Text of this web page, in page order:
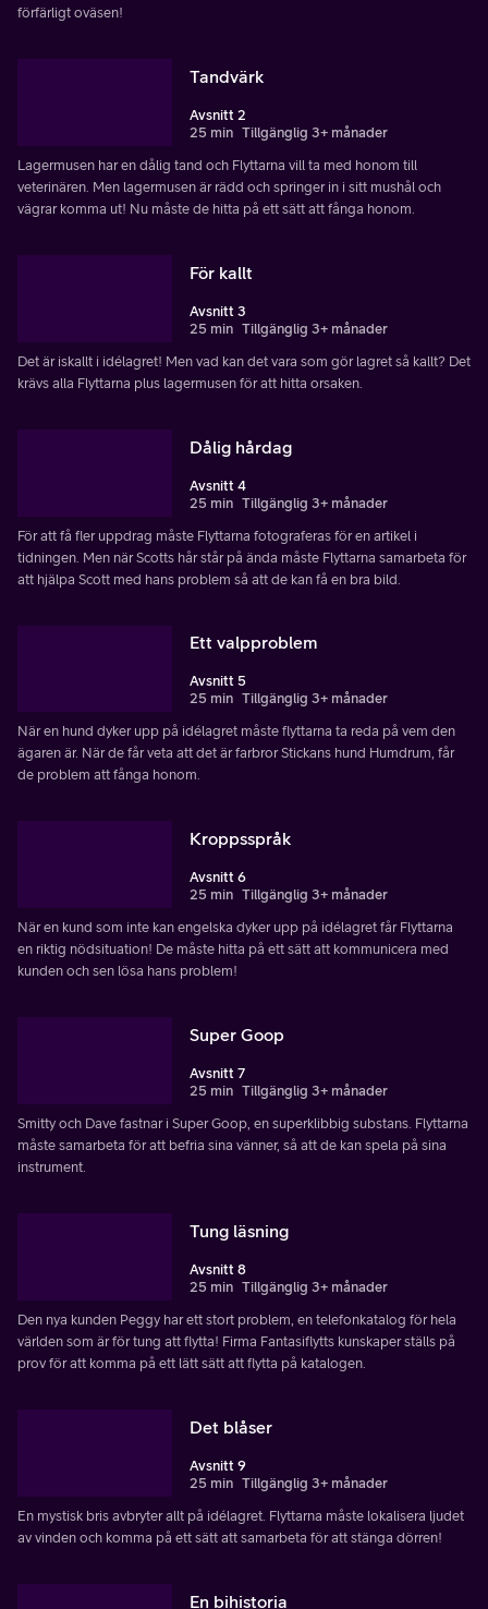
förfärligt oväsen!
Tandvärk
Avsnitt 2
25 min Tillgänglig 3+ månader
Lagermusen har en dålig tand och Flyttarna vill ta med honom till
veterinären. Men lagermusen är rädd och springer in i sitt mushål och
vägrar komma ut! Nu måste de hitta på ett sätt att fånga honom.
För kallt
Avsnitt 3
25 min Tillgänglig 3+ månader
Det är iskallt i idélagret! Men vad kan det vara som gör lagret så kallt? Det
krävs alla Flyttarna plus lagermusen för att hitta orsaken.
Dålig hårdag
Avsnitt 4
25 min Tillgänglig 3+ månader
För att få fler uppdrag måste Flyttarna fotograferas för en artikel i
tidningen. Men när Scotts hår står på ända måste Flyttarna samarbeta för
att hjälpa Scott med hans problem så att de kan få en bra bild.
Ett valpproblem
Avsnitt 5
25 min Tillgänglig 3+ månader
När en hund dyker upp på idélagret måste flyttarna ta reda på vem den
ägaren är. När de får veta att det är farbror Stickans hund Humdrum, får
de problem att fånga honom.
Kroppsspråk
Avsnitt 6
25 min Tillgänglig 3+ månader
När en kund som inte kan engelska dyker upp på idélagret får Flyttarna
en riktig nödsituation! De måste hitta på ett sätt att kommunicera med
kunden och sen lösa hans problem!
Super Goop
Avsnitt 7
25 min Tillgänglig 3+ månader
Smitty och Dave fastnar i Super Goop, en superklibbig substans. Flyttarna
måste samarbeta för att befria sina vänner, så att de kan spela på sina
instrument.
Tung läsning
Avsnitt 8
25 min Tillgänglig 3+ månader
Den nya kunden Peggy har ett stort problem, en telefonkatalog för hela
världen som är för tung att flytta! Firma Fantasiflytts kunskaper ställs på
prov för att komma på ett lätt sätt att flytta på katalogen.
Det blåser
Avsnitt 9
25 min Tillgänglig 3+ månader
En mystisk bris avbryter allt på idélagret. Flyttarna måste lokalisera ljudet
av vinden och komma på ett sätt att samarbeta för att stänga dörren!
En bihistoria